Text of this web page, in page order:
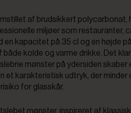
af brudsikkert polycarbonat,
miljøer som restauranter,
en kapacitet på 35 cl og en højde
kolde og varme drikke. Det
mønster på ydersiden skaber
et karakteristisk udtryk, der minder
for glasskår.
mønster, inspireret af